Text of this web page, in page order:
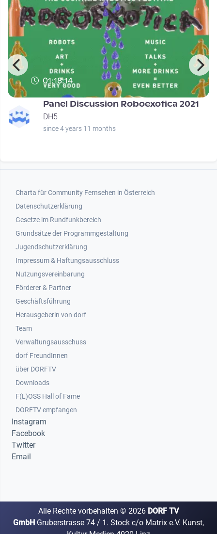
01:18:14
Panel Discussion Roboexotica 2021
DH5
since 4 years 11 months
Footer 1
Charta für Community Fernsehen in Österreich
Datenschutzerklärung
Gesetze im Rundfunkbereich
Grundsätze der Programmgestaltung
Jugendschutzerklärung
Impressum & Haftungsausschluss
Nutzungsvereinbarung
Footer 2
Förderer & Partner
Geschäftsführung
Herausgeberin von dorf
Team
Verwaltungsausschuss
dorf FreundInnen
Footer 3
über DORFTV
Downloads
F(L)OSS Hall of Fame
Footer 4
DORFTV empfangen
Instagram
Facebook
Twitter
Email
Alle Rechte vorbehalten © 2026 DORF TV
GmbH Gruberstrasse 74 / 1. Stock c/o Matrix e.V. Kunst,